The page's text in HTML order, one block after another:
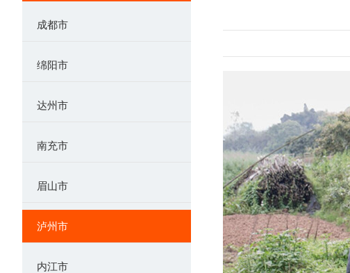
成都市
绵阳市
达州市
南充市
眉山市
泸州市
内江市